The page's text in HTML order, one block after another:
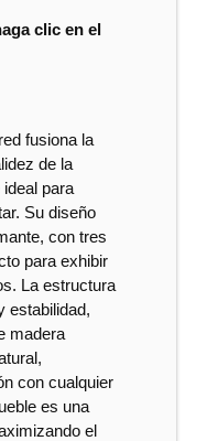
clic en el
fusiona la
de la
para
Su diseño
con tres
para exhibir
La estructura
estabilidad,
madera
con cualquier
es una
el